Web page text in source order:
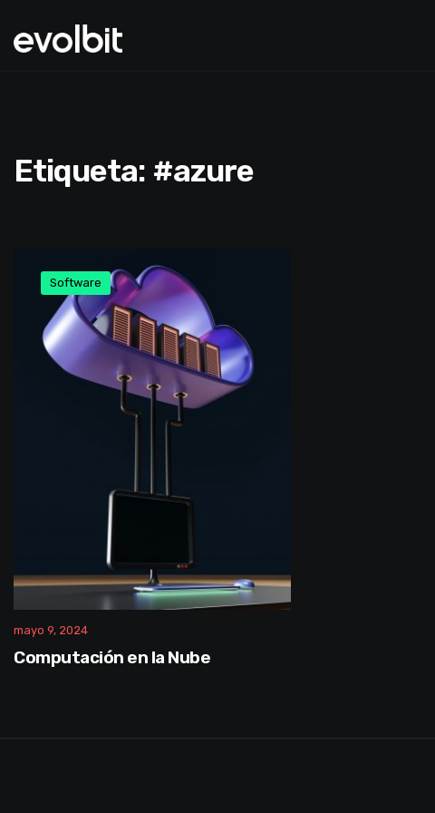
Etiqueta: #azure
Software
mayo 9, 2024
Computación en la Nube